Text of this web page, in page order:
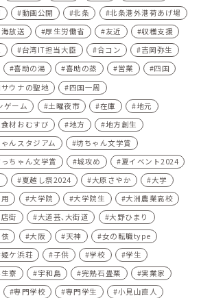
動画公開 北条
北条港外港荷あげ場
放送 厚生労働省 友近
収穫支援
台湾IT担当大臣 合コン
吉岡弥生
喜助の湯 喜助の蒸 営業
四国
ウナの聖地
四国一周
ゲーム
土曜夜市 在庫
地元
材おむすび 地方
地方創生
んスタジアム
坊ちゃん文学賞
ちゃん文学賞 城攻め
夏イベント2024
夏越し祭2024 大原さやか
大学
大学院 大学院生
大洲農業高校
街 大道芸､大街道
大野ひまり
大阪 天神
女の転職type
姫ケ浜荘 子供 学校
学生
寮 宇和島 完熟石畳栗
実業家
専門学校 専門学生
小見山直人